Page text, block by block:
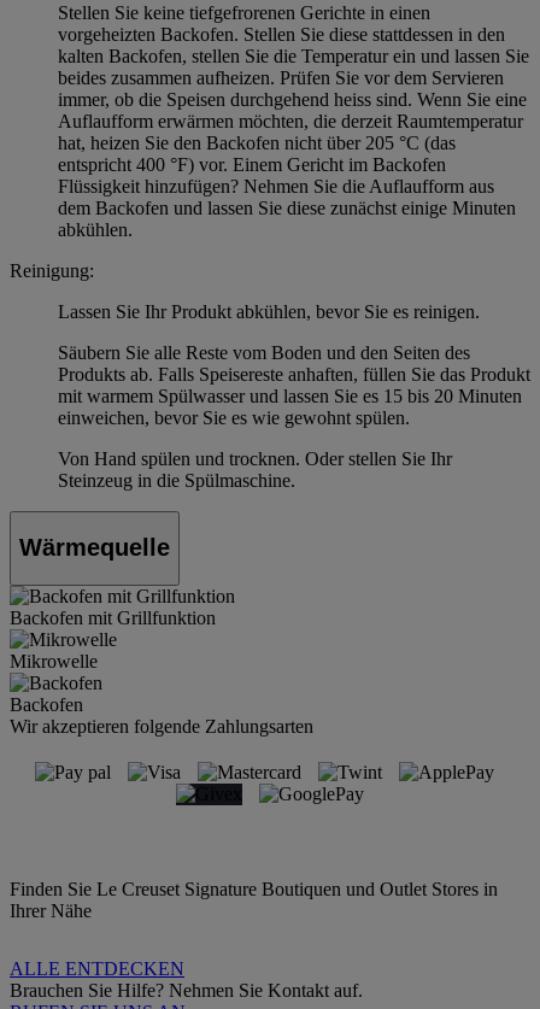
Stellen Sie keine tiefgefrorenen Gerichte in einen
vorgeheizten Backofen. Stellen Sie diese stattdessen in den
kalten Backofen, stellen Sie die Temperatur ein und lassen Sie
beides zusammen aufheizen. Prüfen Sie vor dem Servieren
immer, ob die Speisen durchgehend heiss sind. Wenn Sie eine
Auflaufform erwärmen möchten, die derzeit Raumtemperatur
hat, heizen Sie den Backofen nicht über 205 °C (das
entspricht 400 °F) vor. Einem Gericht im Backofen
Flüssigkeit hinzufügen? Nehmen Sie die Auflaufform aus
dem Backofen und lassen Sie diese zunächst einige Minuten
abkühlen.
Reinigung:
Lassen Sie Ihr Produkt abkühlen, bevor Sie es reinigen.
Säubern Sie alle Reste vom Boden und den Seiten des
Produkts ab. Falls Speisereste anhaften, füllen Sie das Produkt
mit warmem Spülwasser und lassen Sie es 15 bis 20 Minuten
einweichen, bevor Sie es wie gewohnt spülen.
Von Hand spülen und trocknen. Oder stellen Sie Ihr
Steinzeug in die Spülmaschine.
Wärmequelle
Backofen mit Grillfunktion
Mikrowelle
Backofen
Wir akzeptieren folgende Zahlungsarten
Finden Sie Le Creuset Signature Boutiquen und Outlet Stores in
Ihrer Nähe
ALLE ENTDECKEN
Brauchen Sie Hilfe? Nehmen Sie Kontakt auf.